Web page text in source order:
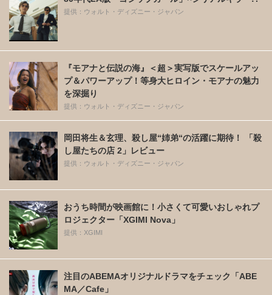
提供：ウォルト・ディズニー・ジャパン
『モアナと伝説の海』＜超＞実写版でスケールアッ
プ＆パワーアップ！等身大ヒロイン・モアナの魅力
を深掘り
提供：ウォルト・ディズニー・ジャパン
岡田将生＆玄理、殺し屋“姉弟“の活躍に期待！ 「殺
し屋たちの店 2」レビュー
提供：ウォルト・ディズニー・ジャパン
おうち時間が映画館に！小さくて可愛いおしゃれプ
ロジェクター「XGIMI Nova」
提供：XGIMI
注目のABEMAオリジナルドラマをチェック「ABE
MA／Cafe」